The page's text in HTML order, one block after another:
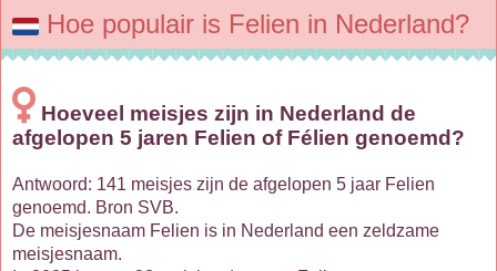
Hoe populair is Felien in Nederland?
Hoeveel meisjes zijn in Nederland de
afgelopen 5 jaren Felien of Félien genoemd?
Antwoord: 141 meisjes zijn de afgelopen 5 jaar Felien
genoemd. Bron SVB.
De meisjesnaam Felien is in Nederland een zeldzame
meisjesnaam.